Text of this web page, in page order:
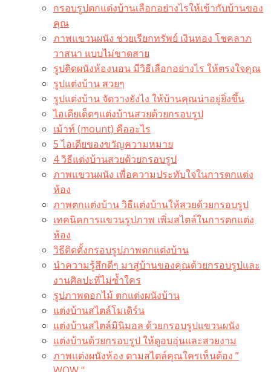
กรอบรูปตกแต่งบ้านเลือกอย่างไรให้เข้ากับบ้านของ
คุณ
ภาพแขวนผนัง ช่วยเรียกทรัพย์ เงินทอง โชคลาภ
วาสนา แบบไม่ขาดสาย
รูปติดผนังห้องนอน มีวิธีเลือกอย่างไร ให้ตรงใจคุณ
รูปแต่งบ้าน สวยๆ
รูปแต่งบ้าน จัดวางยังไง ให้บ้านคุณน่าอยู่ยิ่งขึ้น
ไอเดียเด็ดๆแต่งบ้านสวยด้วยกรอบรูป
เม้าท์ (mount) คืออะไร​
5 ไอเดียของขวัญความหมาย
4 วิธีแต่งบ้านสวยด้วยกรอบรูป
ภาพแขวนผนัง เพื่อความประทับใจในการตกแต่ง
ห้อง
ภาพตกแต่งบ้าน วิธีแต่งบ้านให้สวยด้วยกรอบรูป
เทคนิคการแขวนรูปภาพ เพิ่มสไตล์ในการตกแต่ง
ห้อง
วิธีติดตั้งกรอบรูปภาพตกแต่งบ้าน
นำความรู้สึกดีๆ มาสู่บ้านของคุณด้วยกรอบรูปและ
งานศิลปะที่ไม่ซ้ำใคร
รูปภาพดอกไม้ ตกแต่งผนังบ้าน
แต่งบ้านสไตล์โมเดิร์น
แต่งบ้านสไตล์มินิมอล ด้วยกรอบรูปแขวนผนัง
แต่งบ้านด้วยกรอบรูป ให้ดูอบอุ่นและสวยงาม
ภาพแต่งผนังห้อง ตามสไตล์คุณใครเห็นต้อง ”